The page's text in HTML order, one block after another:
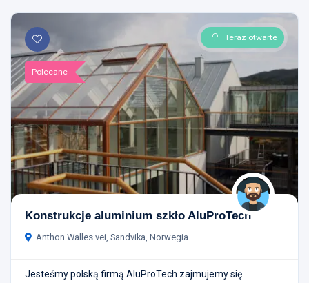
Polecane
Teraz otwarte
Konstrukcje aluminium szkło AluProTech
Anthon Walles vei, Sandvika, Norwegia
Jesteśmy polską firmą AluProTech zajmujemy się